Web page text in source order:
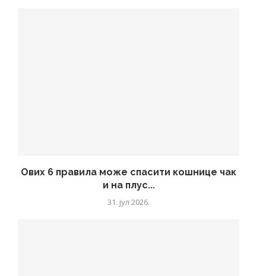
Ових 6 правила може спасити кошнице чак
и на плус...
31. јул 2026.